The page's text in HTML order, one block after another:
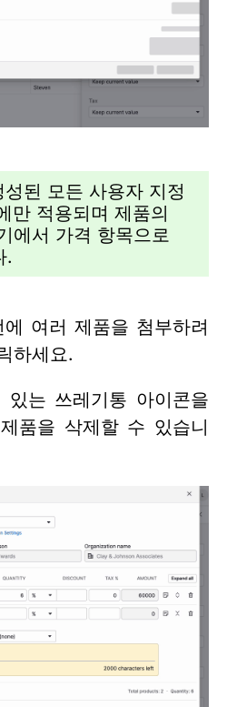
된 모든 사용자 지정
만 적용되며 제품의
에서 가격 항목으로
.
여러 제품을 첨부하려
하세요.
는 쓰레기통 아이콘을
품을 삭제할 수 있습니